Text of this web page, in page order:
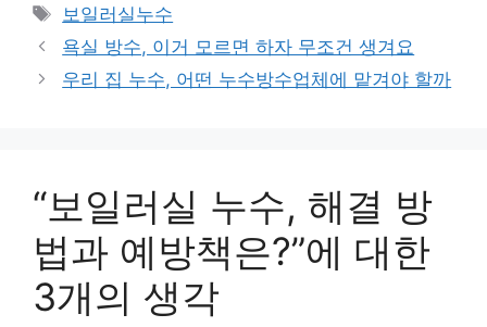
리
태
그
보일러실누수
욕실 방수, 이거 모르면 하자 무조건 생겨요
우리 집 누수, 어떤 누수방수업체에 맡겨야 할까
“보일러실 누수, 해결 방
법과 예방책은?”에 대한
3개의 생각